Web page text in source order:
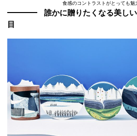
食感のコントラストがとっても
誰かに贈りたくなる美し
目